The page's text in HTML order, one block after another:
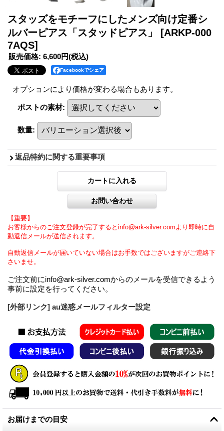
スタッズをモチーフにしたメンズ向け定番シ
ルバーピアス「スタッドピアス」
[ARKP-000
7AQS]
販売価格: 6,600円(税込)
Facebookでシェア
オプションにより価格が変わる場合もあります。
ポストの素材:
数量:
返品特約に関する重要事項
【重要】
お客様からのご注文登録が完了するとinfo@ark-silver.comより即時に自
動返信メールが送信されます。
自動返信メールが届いていない場合はお手数ではございますがご連絡下
さいませ。
ご注文前にinfo@ark-silver.comからのメールを受信できるよう
事前に設定を行ってください。
[外部リンク] au迷惑メールフィルター設定
お届けまでの目安